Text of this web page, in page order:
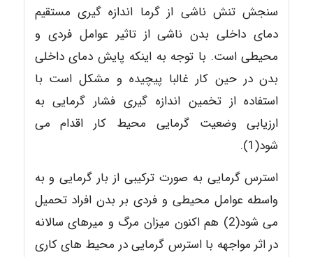
سنجش تنش ناشی از گرما اندازه گیری مستقیم
دمای داخلی بدن ناشی از تاثیر عوامل فردی و
محیطی است. با توجه به اینکه پایش دمای داخلی
بدن در حین کار غالبا پیچیده و مشکل است با
استفاده از تخمین اندازه گیری فشار گرمایی به
ارزیابی وضعیت گرمایی محیط کار اقدام می
شود(1).
استرس گرمایی به صورت ترکیبی از بار گرمایی و به
واسطه عوامل محیطی و فردی بر بدن افراد تحمیل
می شود(2) هم اکنون میزان مرگ و میرهای سالانه
در اثر مواجهه با استرس گرمایی در محیط های کاری